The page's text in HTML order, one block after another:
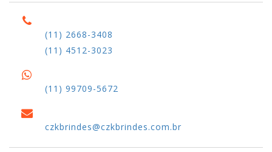
(11) 2668-3408
(11) 4512-3023
(11) 99709-5672
czkbrindes@czkbrindes.com.br